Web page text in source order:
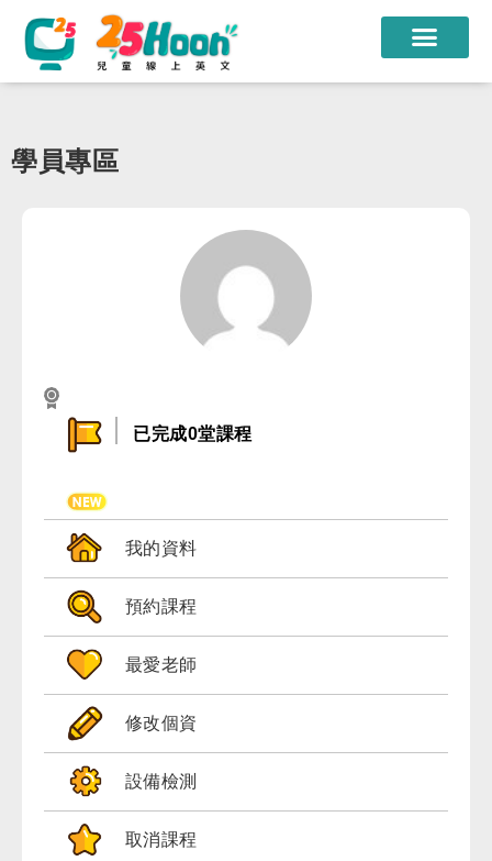
限時優惠
學員心得
遊學團
登入
學員專區
已完成0堂課程
我的資料
預約課程
最愛老師
修改個資
設備檢測
取消課程